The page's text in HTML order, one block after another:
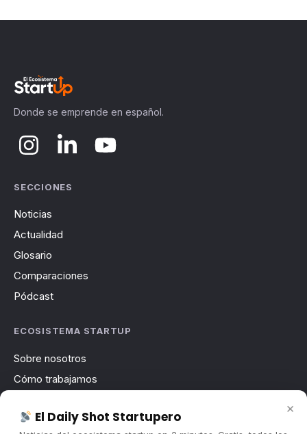
Donde se emprende en español.
SECCIONES
Noticias
Actualidad
Glosario
Comparaciones
Pódcast
ECOSISTEMA STARTUP
Sobre nosotros
Cómo trabajamos
Contacto
×
El Daily Shot Startupero